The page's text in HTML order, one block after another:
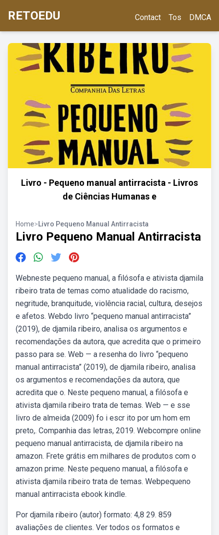
RETOEDU Contact Tos DMCA
Livro - Pequeno manual antirracista - Livros
de Ciências Humanas e
Home>Livro Pequeno Manual Antirracista
Livro Pequeno Manual Antirracista
Webneste pequeno manual, a filósofa e ativista djamila
ribeiro trata de temas como atualidade do racismo,
negritude, branquitude, violência racial, cultura, desejos
e afetos. Webdo livro “pequeno manual antirracista”
(2019), de djamila ribeiro, analisa os argumentos e
recomendações da autora, que acredita que o primeiro
passo para se. Web — a resenha do livro “pequeno
manual antirracista” (2019), de djamila ribeiro, analisa
os argumentos e recomendações da autora, que
acredita que o. Neste pequeno manual, a filósofa e
ativista djamila ribeiro trata de temas. Web — e sse
livro de almeida (2009) fo i escr ito por um hom em
preto,. Companhia das letras, 2019. Webcompre online
pequeno manual antirracista, de djamila ribeiro na
amazon. Frete grátis em milhares de produtos com o
amazon prime. Neste pequeno manual, a filósofa e
ativista djamila ribeiro trata de temas. Webpequeno
manual antirracista ebook kindle.
Por djamila ribeiro (autor) formato: 4,8 29. 859
avaliações de clientes. Ver todos os formatos e